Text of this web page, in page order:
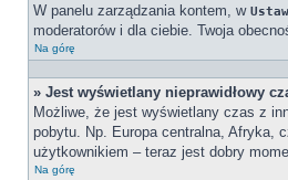
W panelu zarządzania kontem, w
moderatorów i dla ciebie. Twoja
Na górę
» Jest wyświetlany nieprawidłowy
Możliwe, że jest wyświetlany czas z
pobytu. Np. Europa centralna, Afryka,
użytkownikiem – teraz jest dobry
Na górę